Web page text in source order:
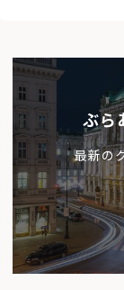
ぶら
最新の